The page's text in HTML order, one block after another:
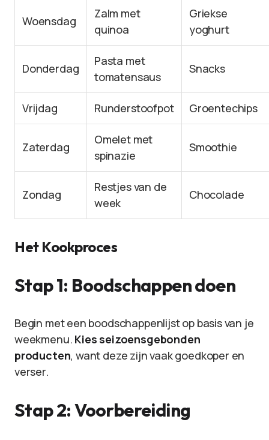
Woensdag
Zalm met
quinoa
Griekse
yoghurt
Donderdag
Pasta met
tomatensaus
Snacks
Vrijdag Runderstoofpot Groentechips
Zaterdag
Omelet met
spinazie
Smoothie
Zondag
Restjes van de
week
Chocolade
Het Kookproces
Stap 1: Boodschappen doen
Begin met een boodschappenlijst op basis van je
weekmenu. Kies seizoensgebonden
producten, want deze zijn vaak goedkoper en
verser.
Stap 2: Voorbereiding